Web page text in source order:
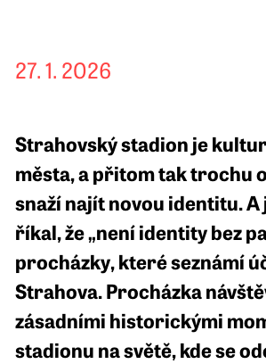
27. 1. 2026
Strahovský stadion je
města, a přitom tak trochu
snaží najít novou identitu. A
říkal, že „není identity bez
procházky, které seznámí
Strahova. Procházka
zásadními historickými
stadionu na světě, kde se